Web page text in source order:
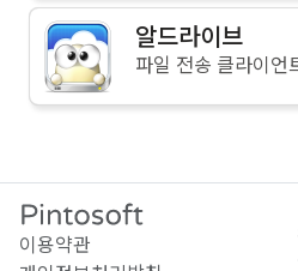
알드라이브
파일 전송 클라이언
이용약관